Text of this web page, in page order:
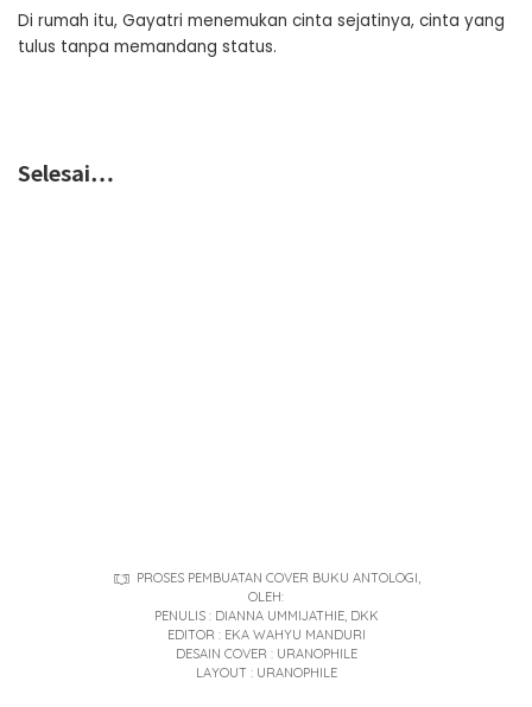
Di rumah itu, Gayatri menemukan cinta sejatinya, cinta yang
tulus tanpa memandang status.
Selesai…
PROSES PEMBUATAN COVER BUKU ANTOLOGI,
OLEH:
PENULIS : DIANNA UMMIJATHIE, DKK
EDITOR : EKA WAHYU MANDURI
DESAIN COVER : URANOPHILE
LAYOUT : URANOPHILE